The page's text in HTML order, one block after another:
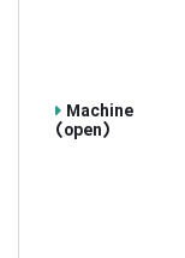
Machine
(open)